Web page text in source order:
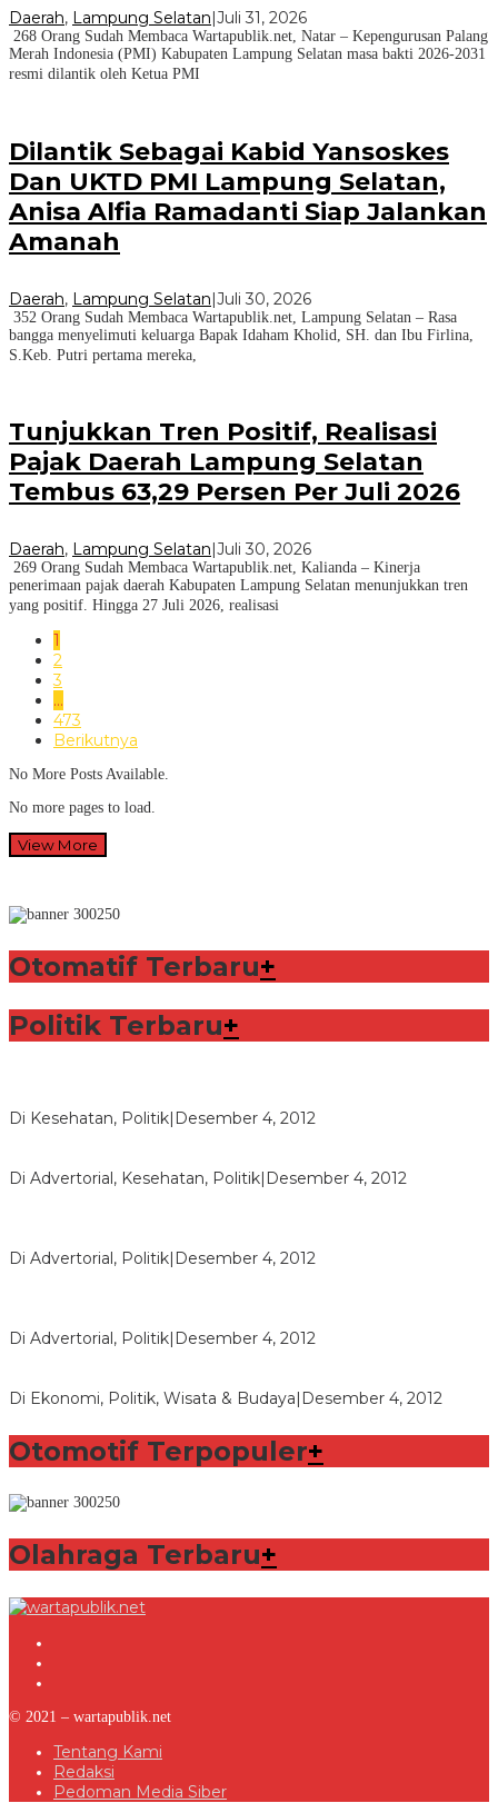
Daerah, Lampung Selatan Juli 31, 2026
268 Orang Sudah Membaca Wartapublik.net, Natar – Kepengurusan Palang
Merah Indonesia (PMI) Kabupaten Lampung Selatan masa bakti 2026-2031
resmi dilantik oleh Ketua PMI
Dilantik Sebagai Kabid Yansoskes
Dan UKTD PMI Lampung Selatan,
Anisa Alfia Ramadanti Siap Jalankan
Amanah
Daerah, Lampung Selatan|Juli 30, 2026
352 Orang Sudah Membaca Wartapublik.net, Lampung Selatan – Rasa
bangga menyelimuti keluarga Bapak Idaham Kholid, SH. dan Ibu Firlina,
S.Keb. Putri pertama mereka,
Tunjukkan Tren Positif, Realisasi
Pajak Daerah Lampung Selatan
Tembus 63,29 Persen Per Juli 2026
Daerah, Lampung Selatan Juli 30, 2026
269 Orang Sudah Membaca Wartapublik.net, Kalianda – Kinerja
penerimaan pajak daerah Kabupaten Lampung Selatan menunjukkan tren
yang positif. Hingga 27 Juli 2026, realisasi
1
2
3
…
473
Berikutnya
No More Posts Available.
No more pages to load.
View More
Otomatif Terbaru+
Politik Terbaru+
Di Kesehatan, Politik Desember 4, 2012
Di Advertorial, Kesehatan, Politik Desember 4, 2012
Di Advertorial, Politik Desember 4, 2012
Di Advertorial, Politik Desember 4, 2012
Di Ekonomi, Politik, Wisata & Budaya Desember 4, 2012
Otomotif Terpopuler+
Olahraga Terbaru+
© 2021 – wartapublik.net
Tentang Kami
Redaksi
Pedoman Media Siber